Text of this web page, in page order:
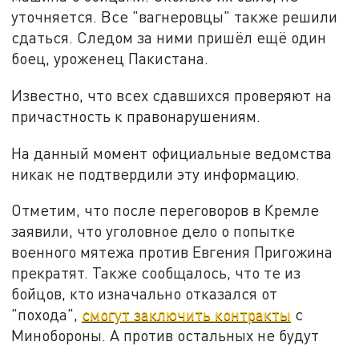
уточняется. Все "вагнеровцы" также решили
сдаться. Следом за ними пришёл ещё один
боец, уроженец Пакистана.
Известно, что всех сдавшихся проверяют на
причастность к правонарушениям.
На данный момент официальные ведомства
никак не подтвердили эту информацию.
Отметим, что после переговоров в Кремле
заявили, что уголовное дело о попытке
военного мятежа против Евгения Пригожина
прекратят. Также сообщалось, что те из
бойцов, кто изначально отказался от
"похода", смогут заключить контракты с
Минобороны. А против остальных не будут